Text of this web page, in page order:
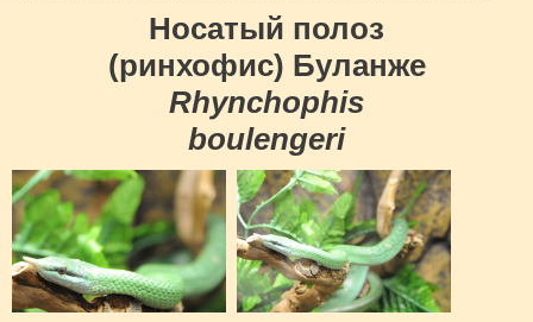
Носатый полоз
(ринхофис) Буланже
Rhynchophis
boulengeri